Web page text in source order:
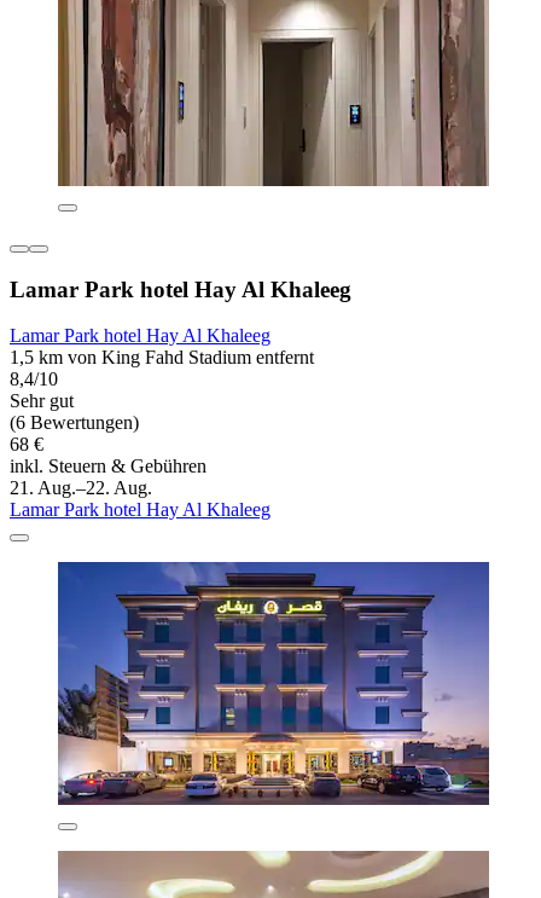
Lamar Park hotel Hay Al Khaleeg
Lamar Park hotel Hay Al Khaleeg
1,5 km von King Fahd Stadium entfernt
8,4/10
Sehr gut
(6 Bewertungen)
68 €
inkl. Steuern & Gebühren
21. Aug.–22. Aug.
Lamar Park hotel Hay Al Khaleeg